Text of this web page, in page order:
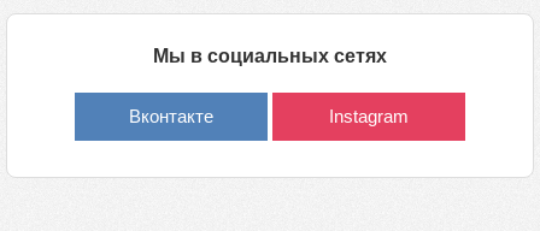
Мы в социальных сетях
Вконтакте Instagram